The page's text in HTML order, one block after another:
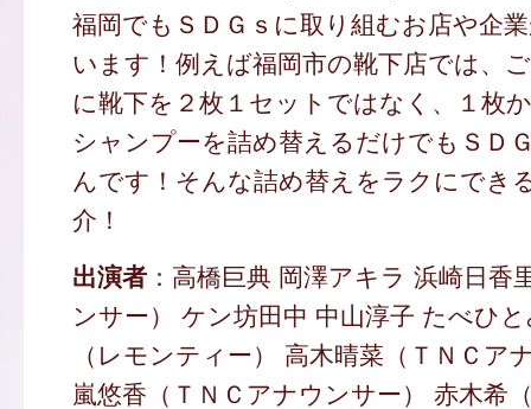
福岡でもＳＤＧｓに取り組むお店や企
います！例えば福岡市の靴下店では、
に靴下を２枚１セットではなく、１枚
シャンプーを詰め替えるだけでもＳＤ
んです！そんな詰め替えをラクにでき
介！
出演者：高橋巨典 岡澤アキラ 浜崎日香
ンサー） ケン坊田中 中山淳子 たべひ
（レモンティー） 高木晴菜（ＴＮＣア
嵐悠香（ＴＮＣアナウンサー） 赤木希